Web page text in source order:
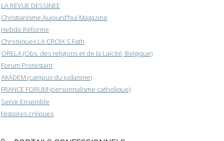
LA REVUE DESSINEE
Christianisme Aujourd'hui Magazine
Hebdo Réforme
Chroniques LA CROIX S.Fath
ORELA (Obs. des religions et de la Laïcité, Belgique)
Forum Protestant
AKADEM (campus du judaïsme)
FRANCE FORUM (personnalisme catholique)
Servir Ensemble
Histoires crépues